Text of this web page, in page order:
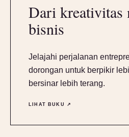
Dari kreativitas
bisnis
Jelajahi perjalanan
dorongan untuk berpikir
bersinar lebih terang.
LIHAT BUKU ↗